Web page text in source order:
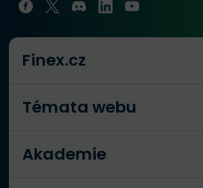
Finex.cz
Témata webu
Akademie